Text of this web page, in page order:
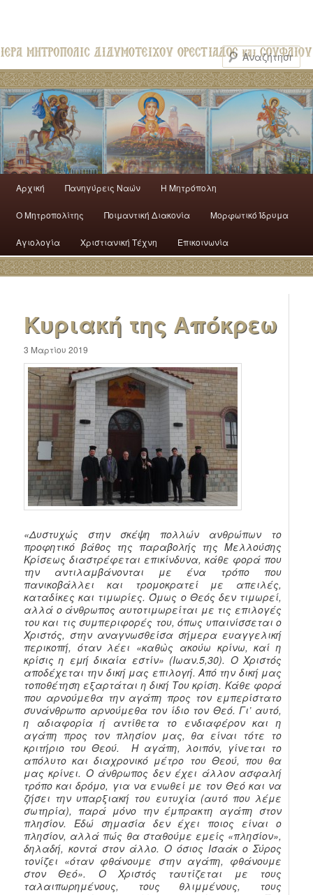
Αρχική Πανηγύρεις Ναών H Mητρόπολη
Ο Mητροπολίτης Ποιμαντική Διακονία Μορφωτικό Ίδρυμα
Αγιολογία Χριστιανική Τέχνη Επικοινωνία
Κυριακή της Απόκρεω
3 Μαρτίου 2019
«Δυστυχώς στην σκέψη πολλών ανθρώπων το
προφητικό βάθος της παραβολής της Μελλούσης
Κρίσεως διαστρέφεται επικίνδυνα, κάθε φορά που
την αντιλαμβάνονται με ένα τρόπο που
πανικοβάλλει και τρομοκρατεί με απειλές,
καταδίκες και τιμωρίες. Όμως ο Θεός δεν τιμωρεί,
αλλά ο άνθρωπος αυτοτιμωρείται με τις επιλογές
του και τις συμπεριφορές του, όπως υπαινίσσεται ο
Χριστός, στην αναγνωσθείσα σήμερα ευαγγελική
περικοπή, όταν λέει «καθὼς ακούω κρίνω, καί η
κρίσις η εμή δικαία εστίν» (Ιωαν.5,30). Ο Χριστός
αποδέχεται την δική μας επιλογή. Από την δική μας
τοποθέτηση εξαρτάται η δική Του κρίση. Κάθε φορά
που αρνούμεθα την αγάπη προς τον εμπερίστατο
συνάνθρωπο αρνούμεθα τον ίδιο τον Θεό. Γι’ αυτό,
η αδιαφορία ή αντίθετα το ενδιαφέρον και η
αγάπη προς τον πλησίον μας, θα είναι τότε το
κριτήριο του Θεού. Η αγάπη, λοιπόν, γίνεται το
απόλυτο και διαχρονικό μέτρο του Θεού, που θα
μας κρίνει. Ο άνθρωπος δεν έχει άλλον ασφαλή
τρόπο και δρόμο, για να ενωθεί με τον Θεό και να
ζήσει την υπαρξιακή του ευτυχία (αυτό που λέμε
σωτηρία), παρά μόνο την έμπρακτη αγάπη στον
πλησίον. Εδώ σημασία δεν έχει ποιος είναι ο
πλησίον, αλλά πώς θα σταθούμε εμείς «πλησίον»,
δηλαδή, κοντά στον άλλο. Ο όσιος Ισαάκ ο Σύρος
τονίζει «όταν φθάνουμε στην αγάπη, φθάνουμε
στον Θεό». Ο Χριστός ταυτίζεται με τους
ταλαιπωρημένους, τους θλιμμένους, τους